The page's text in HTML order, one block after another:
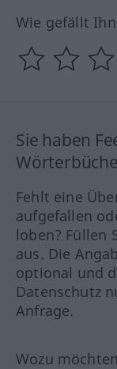
Wie gefällt
Sie haben
Fehlt eine
aufgefallen
loben? Füllen
aus. Die
optional und
Datenschutz
Anfrage.
Wozu